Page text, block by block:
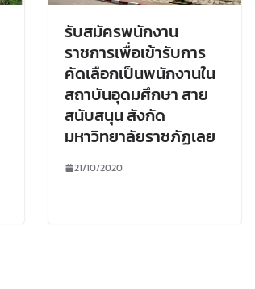
รับสมัครพนักงาน
ราชการเพื่อเข้ารับการ
คัดเลือกเป็นพนักงานใน
สถาบันอุดมศึกษา สาย
สนับสนุน สังกัด
มหาวิทยาลัยราชภัฏเลย
21/10/2020